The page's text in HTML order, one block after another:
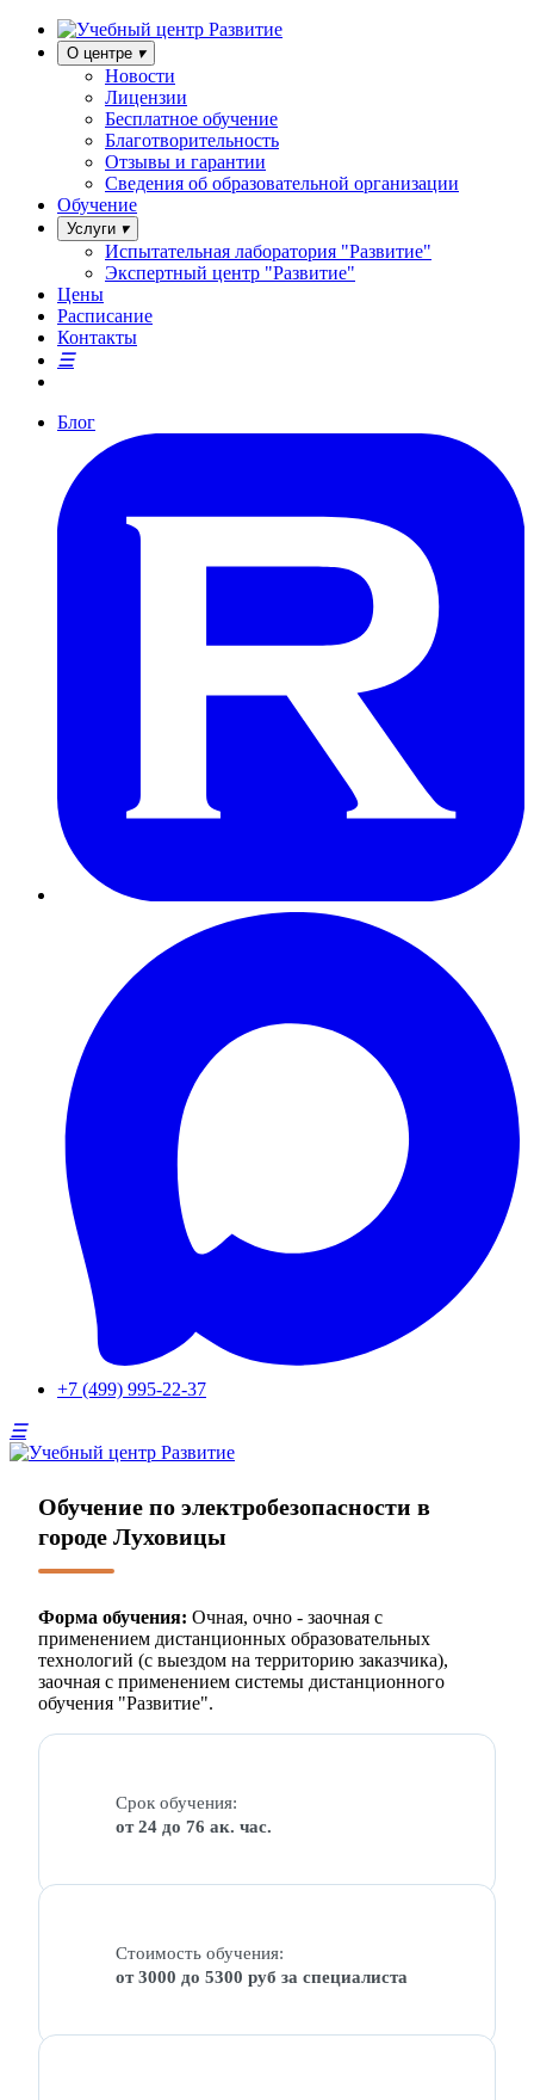
О центре
Новости
Лицензии
Бесплатное обучение
Благотворительность
Отзывы и гарантии
Сведения об образовательной организации
Обучение
Услуги
Испытательная лаборатория "Развитие"
Экспертный центр "Развитие"
Цены
Расписание
Контакты
Блог
+7 (499) 995-22-37
Обучение по электробезопасности в
городе Луховицы
Форма обучения: Очная, очно - заочная с
применением дистанционных образовательных
технологий (с выездом на территорию заказчика),
заочная с применением системы дистанционного
обучения "Развитие".
Срок обучения:
от 24 до 76 ак. час.
Стоимость обучения:
от 3000 до 5300 руб за специалиста